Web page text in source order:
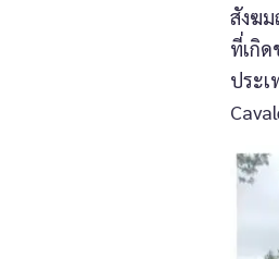
สังฆ
ที่เกิ
ประ